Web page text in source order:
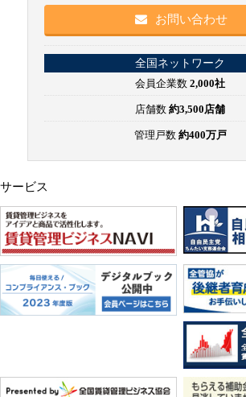
お問い合わせ
全国ネットワーク
会員企業数 2,000社
店舗数 約3,500店舗
管理戸数 約400万戸
サービス